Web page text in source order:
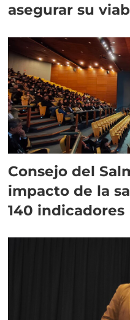
asegurar su
Consejo del
impacto de la
140 indicadores